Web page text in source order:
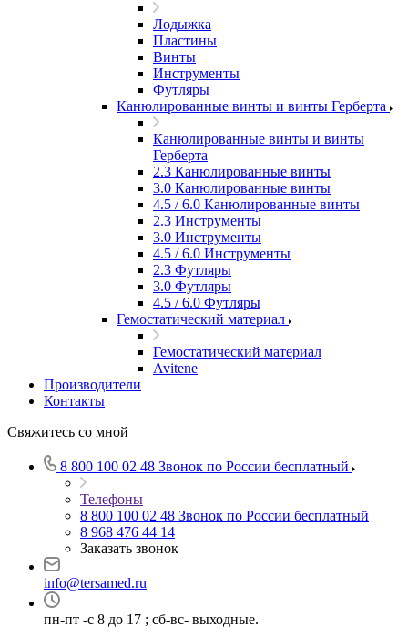
Лодыжка
Пластины
Винты
Инструменты
Футляры
Канюлированные винты и винты Герберта
Канюлированные винты и винты
Герберта
2.3 Канюлированные винты
3.0 Канюлированные винты
4.5 / 6.0 Канюлированные винты
2.3 Инструменты
3.0 Инструменты
4.5 / 6.0 Инструменты
2.3 Футляры
3.0 Футляры
4.5 / 6.0 Футляры
Гемостатический материал
Гемостатический материал
Avitene
Производители
Контакты
Свяжитесь со мной
8 800 100 02 48 Звонок по России бесплатный
Телефоны
8 800 100 02 48 Звонок по России бесплатный
8 968 476 44 14
Заказать звонок
info@tersamed.ru
пн-пт -с 8 до 17 ; сб-вс- выходные.